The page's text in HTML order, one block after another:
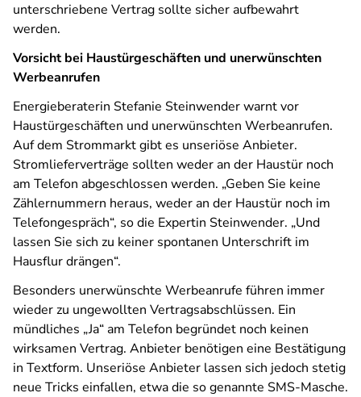
unterschriebene Vertrag sollte sicher aufbewahrt
werden.
Vorsicht bei Haustürgeschäften und unerwünschten
Werbeanrufen
Energieberaterin Stefanie Steinwender warnt vor
Haustürgeschäften und unerwünschten Werbeanrufen.
Auf dem Strommarkt gibt es unseriöse Anbieter.
Stromlieferverträge sollten weder an der Haustür noch
am Telefon abgeschlossen werden. „Geben Sie keine
Zählernummern heraus, weder an der Haustür noch im
Telefongespräch“, so die Expertin Steinwender. „Und
lassen Sie sich zu keiner spontanen Unterschrift im
Hausflur drängen“.
Besonders unerwünschte Werbeanrufe führen immer
wieder zu ungewollten Vertragsabschlüssen. Ein
mündliches „Ja“ am Telefon begründet noch keinen
wirksamen Vertrag. Anbieter benötigen eine Bestätigung
in Textform. Unseriöse Anbieter lassen sich jedoch stetig
neue Tricks einfallen, etwa die so genannte SMS-Masche.